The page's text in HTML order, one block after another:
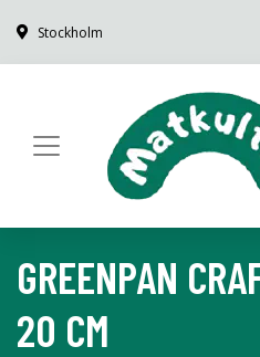
Stockholm
GREENPAN
20 CM